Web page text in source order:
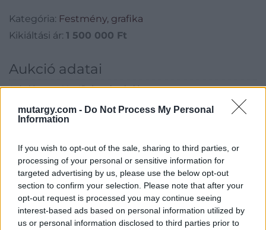
mutargy.com - Do Not Process My Personal
Information
If you wish to opt-out of the sale, sharing to third parties, or
processing of your personal or sensitive information for
targeted advertising by us, please use the below opt-out
section to confirm your selection. Please note that after your
opt-out request is processed you may continue seeing
interest-based ads based on personal information utilized by
us or personal information disclosed to third parties prior to
Kategória: Festmény, grafika
Kikiáltási ár: 1 500 000 Ft
Aukció adatai
Aukció neve:66. Művészeti aukció
Aukció dátuma: 2021.06.02
Aukció helye: Budapest Kongresszusi Központ
Tételszám: 90
Eladó adatai
Eladó:Virág Judit Galéria